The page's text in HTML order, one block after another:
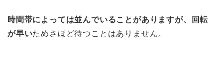
時間帯によっては並んでいることがありますが、回転
が早いためさほど待つことはありません。